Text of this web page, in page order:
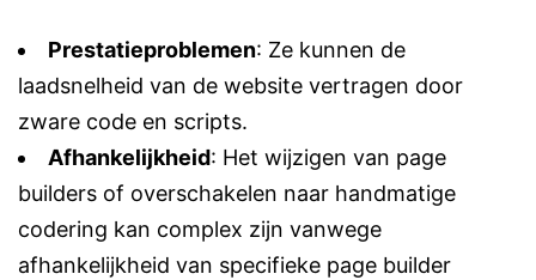
Prestatieproblemen: Ze kunnen de
laadsnelheid van de website vertragen door
zware code en scripts.
Afhankelijkheid: Het wijzigen van page
builders of overschakelen naar handmatige
codering kan complex zijn vanwege
afhankelijkheid van specifieke page builder